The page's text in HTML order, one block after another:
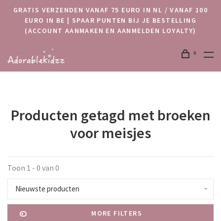
GRATIS VERZENDEN VANAF 75 EURO IN NL / VANAF 100
EURO IN BE | SPAAR PUNTEN BIJ JE BESTELLING
(ACCOUNT AANMAKEN EN AANMELDEN LOYALTY)
0
Producten getagd met broeken
voor meisjes
Toon 1 - 0 van 0
Nieuwste producten
MORE FILTERS